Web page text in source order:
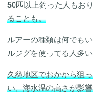
50匹以上釣った人もおり
ることも。
ルアーの種類は何でも
ルジグを使ってる人多い
久慈地区でおかから狙
い、海水温の高さが影